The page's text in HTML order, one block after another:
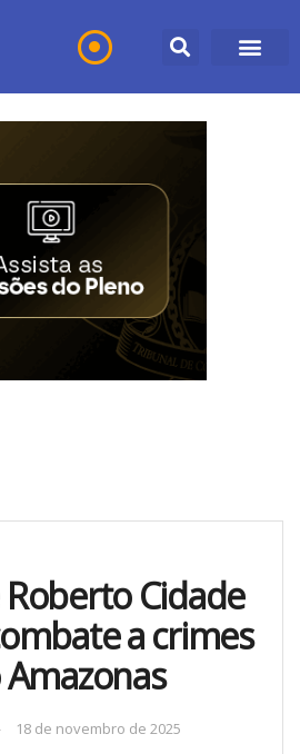
Cidade
a crimes
18 de novembro de 2025